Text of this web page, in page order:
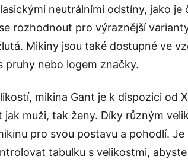
neutrálními odstíny, jako je
rozhodnout pro výraznější
Mikiny jsou také dostupné ve
pruhy nebo logem značky.
mikina Gant je k dispozici od
jak muži, tak ženy. Díky různým
pro svou postavu a pohodlí. Je
tabulku s velikostmi,